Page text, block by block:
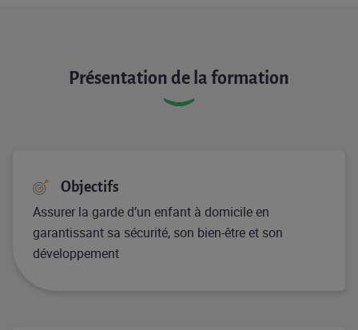
Présentation de la formation
Objectifs
Assurer la garde d’un enfant à domicile en
garantissant sa sécurité, son bien-être et son
développement